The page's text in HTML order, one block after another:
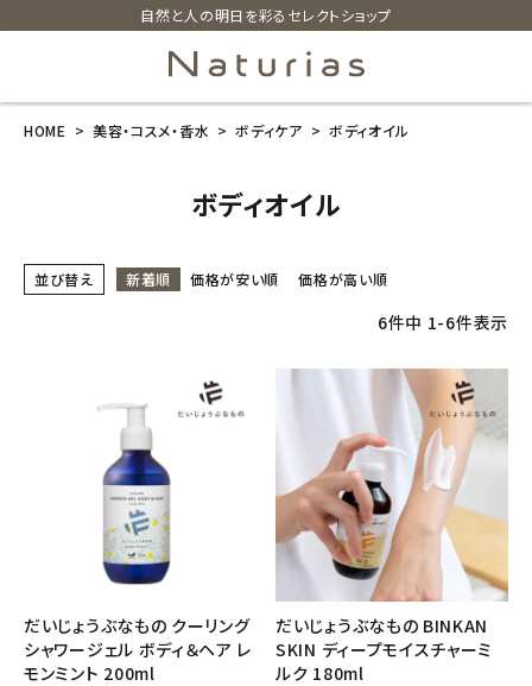
自然と人の明日を彩るセレクトショップ
新商品
美容・コスメ・香水
日用品雑貨
インナー・下着・ナイトウェア
HOME 美容・コスメ・香水 ボディケア ボディオイル
ボディオイル
並び替え 新着順 価格が安い順 価格が高い順
6件中 1-6件表示
だいじょうぶなもの クーリング
シャワージェル ボディ＆ヘア レ
モンミント 200ml
だいじょうぶなもの BINKAN
SKIN ディープモイスチャーミ
ルク 180ml